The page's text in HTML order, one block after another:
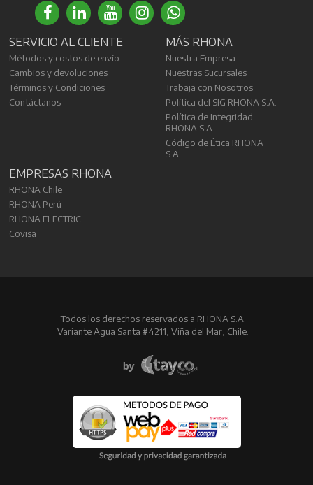
SERVICIO AL CLIENTE
Métodos y costos de envío
Cambios y devoluciones
Términos y Condiciones
Contáctanos
MÁS RHONA
Nuestra Empresa
Nuestras Sucursales
Trabaja con Nosotros
Política del SIG RHONA S.A.
Política de Integridad
RHONA S.A.
Código de Ética RHONA
S.A.
EMPRESAS RHONA
RHONA Chile
RHONA Perú
RHONA ELECTRIC
Covisa
Todos los derechos reservados a RHONA S.A.
Variante Agua Santa #4211, Viña del Mar, Chile.